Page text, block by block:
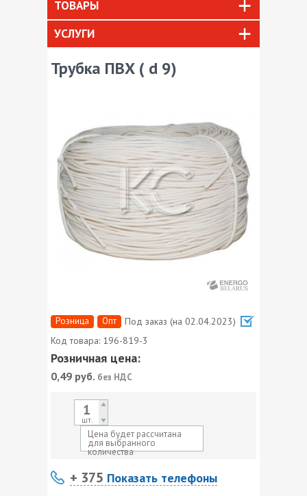
ТОВАРЫ
УСЛУГИ
Трубка ПВХ ( d 9)
Розница Опт
Под заказ (на 02.04.2023)
Код товара: 196-819-3
Розничная цена:
0,49 руб. без НДС
шт.
Цена будет рассчитана
для выбранного
количества
+ 375 Показать телефоны